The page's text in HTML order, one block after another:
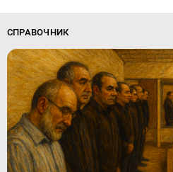
СПРАВОЧНИК